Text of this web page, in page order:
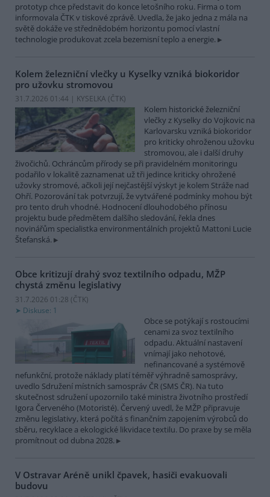
prototyp chce představit do konce letošního roku. Firma o tom
informovala ČTK v tiskové zprávě. Uvedla, že jako jedna z mála na
světě dokáže ve střednědobém horizontu pomocí vlastní
technologie produkovat zcela bezemisní teplo a energie.
Kolem železniční vlečky u Kyselky vzniká biokoridor
pro užovku stromovou
31.7.2026 01:44 | KYSELKA (ČTK)
Kolem historické železniční
vlečky z Kyselky do Vojkovic na
Karlovarsku vzniká biokoridor
pro kriticky ohroženou užovku
stromovou, ale i další druhy
živočichů. Ochráncům přírody se při pravidelném monitoringu
podařilo v lokalitě zaznamenat už tři jedince kriticky ohrožené
užovky stromové, ačkoli její nejčastější výskyt je kolem Stráže nad
Ohří. Pozorování tak potvrzují, že vytvářené podmínky mohou být
pro tento druh vhodné. Hodnocení dlouhodobého přínosu
projektu bude předmětem dalšího sledování, řekla dnes
novinářům specialistka environmentálních projektů Mattoni Lucie
Štefanská.
Obce kritizují drahý svoz textilního odpadu, MŽP
chystá změnu legislativy
31.7.2026 01:28 (ČTK)
Diskuse: 1
Obce se potýkají s rostoucími
cenami za svoz textilního
odpadu. Aktuální nastavení
vnímají jako nehotové,
nefinancované a systémově
nefunkční, protože náklady platí téměř výhradně samosprávy,
uvedlo Sdružení místních samospráv ČR (SMS ČR). Na tuto
skutečnost sdružení upozornilo také ministra životního prostředí
Igora Červeného (Motoristé). Červený uvedl, že MŽP připravuje
změnu legislativy, která počítá s finančním zapojením výrobců do
sběru, recyklace a ekologické likvidace textilu. Do praxe by se měla
promítnout od dubna 2028.
V Ostravar Aréně unikl čpavek, hasiči evakuovali
budovu